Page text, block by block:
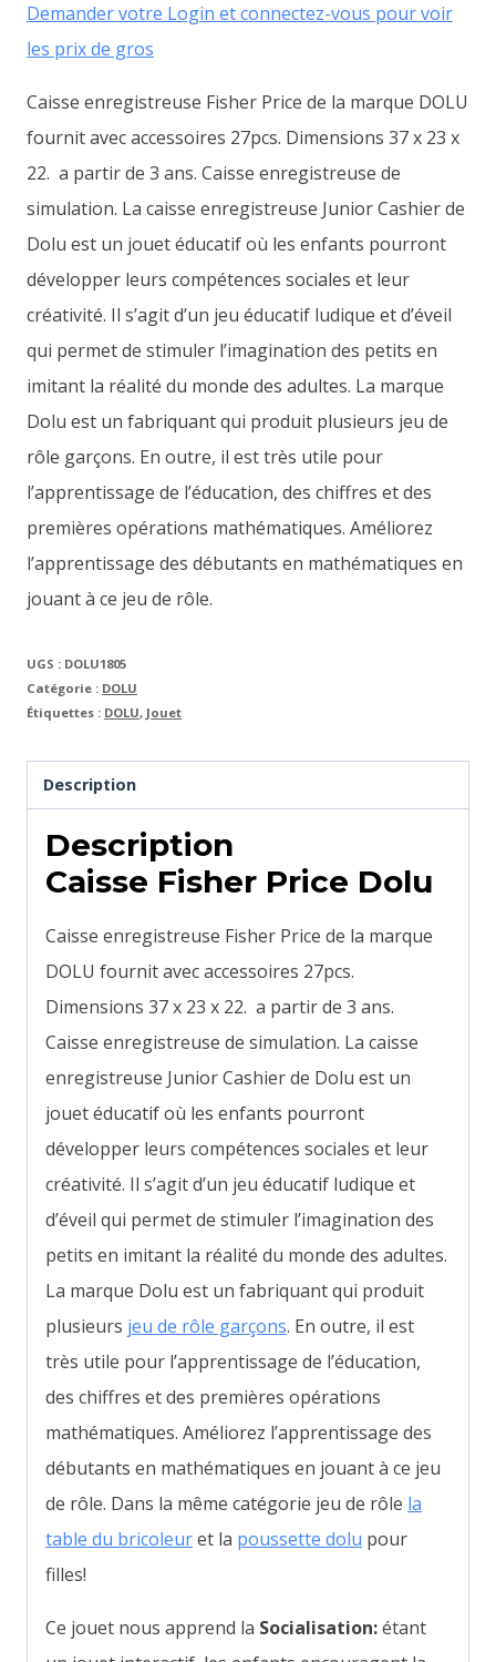
Demander votre Login et connectez-vous pour voir
les prix de gros
Caisse enregistreuse Fisher Price de la marque DOLU
fournit avec accessoires 27pcs. Dimensions 37 x 23 x
22. a partir de 3 ans. Caisse enregistreuse de
simulation. La caisse enregistreuse Junior Cashier de
Dolu est un jouet éducatif où les enfants pourront
développer leurs compétences sociales et leur
créativité. Il s’agit d’un jeu éducatif ludique et d’éveil
qui permet de stimuler l’imagination des petits en
imitant la réalité du monde des adultes. La marque
Dolu est un fabriquant qui produit plusieurs jeu de
rôle garçons. En outre, il est très utile pour
l’apprentissage de l’éducation, des chiffres et des
premières opérations mathématiques. Améliorez
l’apprentissage des débutants en mathématiques en
jouant à ce jeu de rôle.
UGS : DOLU1805
Catégorie : DOLU
Étiquettes : DOLU, Jouet
Description
Description
Caisse Fisher Price Dolu
Caisse enregistreuse Fisher Price de la marque
DOLU fournit avec accessoires 27pcs.
Dimensions 37 x 23 x 22. a partir de 3 ans.
Caisse enregistreuse de simulation. La caisse
enregistreuse Junior Cashier de Dolu est un
jouet éducatif où les enfants pourront
développer leurs compétences sociales et leur
créativité. Il s’agit d’un jeu éducatif ludique et
d’éveil qui permet de stimuler l’imagination des
petits en imitant la réalité du monde des adultes.
La marque Dolu est un fabriquant qui produit
plusieurs jeu de rôle garçons. En outre, il est
très utile pour l’apprentissage de l’éducation,
des chiffres et des premières opérations
mathématiques. Améliorez l’apprentissage des
débutants en mathématiques en jouant à ce jeu
de rôle. Dans la même catégorie jeu de rôle la
table du bricoleuret la poussette dolu pour
filles!
Ce jouet nous apprend la Socialisation:étant